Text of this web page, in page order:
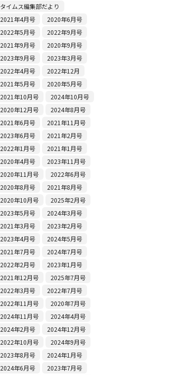
タイムス編集部だより
2021年4月号
2020年6月号
2022年5月号
2022年9月号
2021年9月号
2020年9月号
2023年9月号
2023年3月号
2022年4月号
2022年12月
2021年5月号
2020年5月号
2021年10月号
2024年10月号
2020年12月号
2024年8月号
2021年6月号
2021年11月号
2023年6月号
2021年2月号
2022年1月号
2021年1月号
2020年4月号
2023年11月号
2020年11月号
2022年6月号
2020年8月号
2021年8月号
2020年10月号
2025年2月号
2023年5月号
2024年3月号
2021年3月号
2023年2月号
2023年4月号
2024年5月号
2021年7月号
2024年7月号
2022年2月号
2023年1月号
2021年12月号
2025年7月号
2022年3月号
2022年7月号
2022年11月号
2020年7月号
2024年11月号
2024年4月号
2024年2月号
2024年12月号
2022年10月号
2024年9月号
2023年8月号
2024年1月号
2024年6月号
2023年7月号